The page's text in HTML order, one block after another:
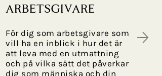
arbetsgivare
För dig som arbetsgivare som
vill ha en inblick i hur det är
att leva med en utmattning
och på vilka sätt det påverkar
dig som människa och din